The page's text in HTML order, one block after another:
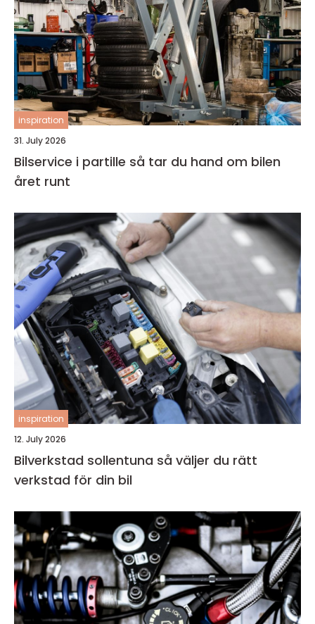
inspiration
31. July 2026
Bilservice i partille så tar du hand om bilen
året runt
inspiration
12. July 2026
Bilverkstad sollentuna så väljer du rätt
verkstad för din bil